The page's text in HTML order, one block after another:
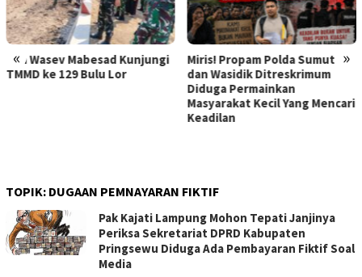
« »
Kunjungi
Lor
Miris! Propam Polda Sumut
dan Wasidik Ditreskrimum
Diduga Permainkan
Masyarakat Kecil Yang Mencari
Hebat
Dilaporkan
Korban
Memerasnya
TOPIK: DUGAAN PEMNAYARAN FIKTIF
Pak Kajati Lampung Mohon Tepati Janjinya
Periksa Sekretariat DPRD Kabupaten
Pringsewu Diduga Ada Pembayaran Fiktif Soal
Media